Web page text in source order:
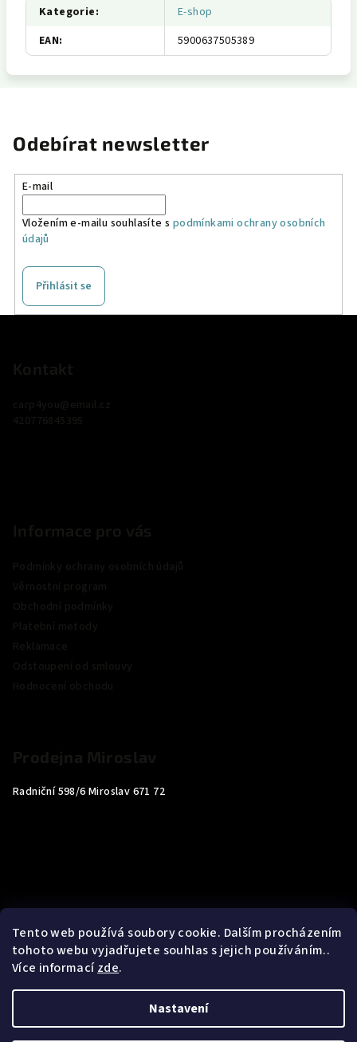
Tento web používá soubory cookie. Dalším procházením
tohoto webu vyjadřujete souhlas s jejich používáním..
Více informacízde.
Nastavení
Kategorie:
E-shop
EAN: 5900637505389
Odebírat newsletter
E-mail
Vložením e-mailu souhlasíte s podmínkami ochrany osobních
údajů
Přihlásit se
Radniční 598/6 Miroslav 671 72